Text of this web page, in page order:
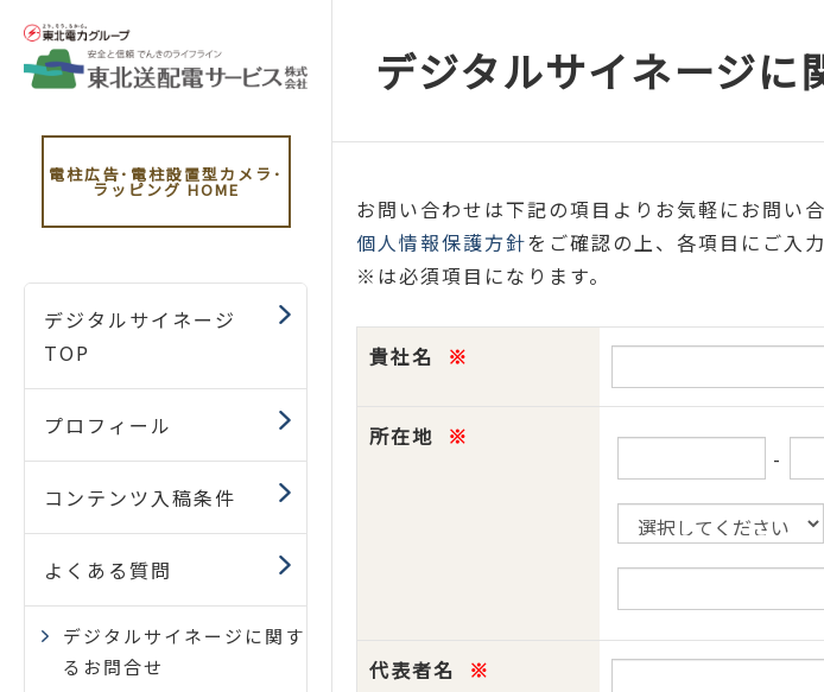
電柱広告･電柱設置型カメラ･
ラッピングHOME
デジタルサイネージ
TOP
プロフィール
コンテンツ入稿条件
よくある質問
デジタルサイネージに関す
るお問合せ
デジタルサイネージに
お問い合わせは下記の項目よりお気軽にお問い
個人情報保護方針をご確認の上、各項目にご入
※は必須項目になります。
貴社名 ※
所在地 ※
-
代表者名 ※